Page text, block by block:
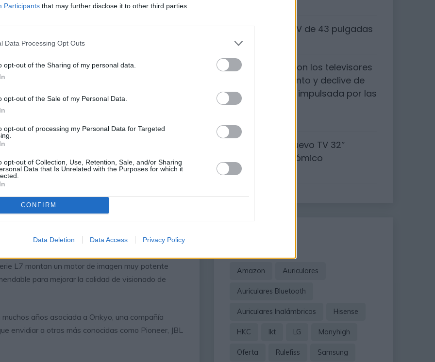
Participants that may further disclose it to other third parties.
Data Processing Opt Outs
opt-out of the Sharing of my personal data.
opt-out of the Sale of my Personal Data.
opt-out of processing my Personal Data for Targeted
opt-out of Collection, Use, Retention, Sale, and/or Sharing
Data that Is Unrelated with the Purposes for which it
CONFIRM
Data Deletion Data Access Privacy Policy
ver cine en casa (palomitas de maíz incluidas) en
grande.
a grandes y dormitorios grandes. Si te gustan
disfrutarás como un enano de este tamaño de
bares y locales públicos.
de marca Toshiba
eficientes y duraderos. Televisores con
4K UHD, en su mayoría retroiluminación LED.
más conocidas por el público como Netflix,
L7 montan un motor de imagen muy potente
para mejorar la calidad de visionado de
muchos años asociada a Onkyo, una compañía
envidiar a otras más conocidas como Pioneer, JBL
Xiaomi Smart TV de 43 pulgadas
29/01/2023
¿Qué sucedió con los televisores
3D?: El surgimiento y declive de
una tecnología impulsada por las
salas de cine.
HKC NHB32D1 nuevo TV 32″
pulgadas económico
23/01/2023
Amazon Auriculares
Auriculares Bluetooth
Auriculares Inalámbricos Hisense
HKC Ikt LG Monyhigh
Oferta Rulefiss Samsung